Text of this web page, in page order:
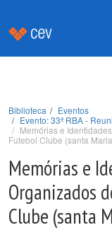
Biblioteca
Eventos
Evento: 33ª RBA -
Memórias e
Futebol Clube (santa
Memórias e
Organizados
Clube (santa